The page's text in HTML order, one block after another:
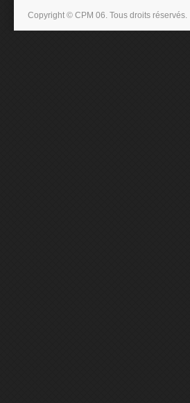
Copyright © CPM 06. Tous droits réservés.